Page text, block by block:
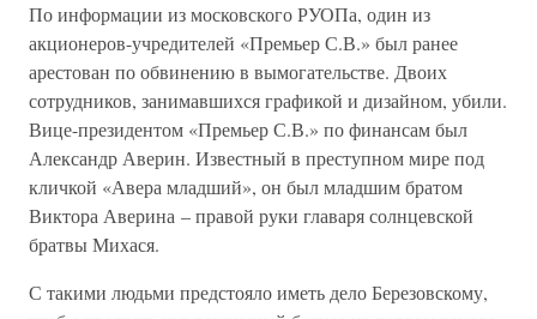
По информации из московского РУОПа, один из
акционеров-учредителей «Премьер С.В.» был ранее
арестован по обвинению в вымогательстве. Двоих
сотрудников, занимавшихся графикой и дизайном, убили.
Вице-президентом «Премьер С.В.» по финансам был
Александр Аверин. Известный в преступном мире под
кличкой «Авера младший», он был младшим братом
Виктора Аверина – правой руки главаря солнцевской
братвы Михася.
С такими людьми предстояло иметь дело Березовскому,